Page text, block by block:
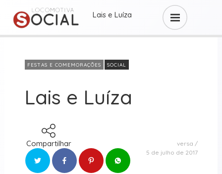
Lais e Luíza
FESTAS E COMEMORAÇÕES SOCIAL
Lais e Luíza
Compartilhar
versa
5 de julho de 2017